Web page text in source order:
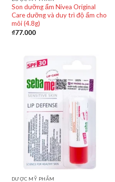
Son dưỡng ẩm Nivea Original
Care dưỡng và duy trì độ ẩm cho
môi (4.8g)
₫77.000
DƯỢC MỸ PHẨM